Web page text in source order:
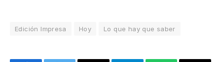
Edición Impresa Hoy Lo que hay que saber